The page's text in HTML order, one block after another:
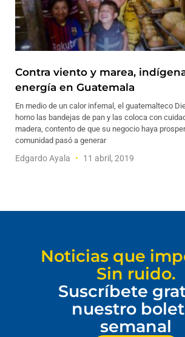
Contra viento y marea,
energía en Guatemala
En medio de un calor infernal, el guatemalteco
horno las bandejas de pan y las coloca con
madera, contento de que su negocio haya
comunidad pasó a generar
Edgardo Ayala 11 abril, 2019
Noticias que
Sin ruido.
Suscríbete
nuestro
semanal